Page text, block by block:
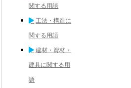
関する用語
工法・構造に
関する用語
建材・資材・
建具に関する用
語